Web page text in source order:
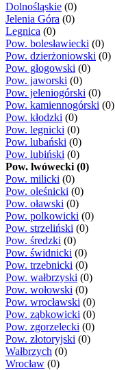
Dolnośląskie (0)
Jelenia Góra (0)
Legnica (0)
Pow. bolesławiecki (0)
Pow. dzierżoniowski (0)
Pow. głogowski (0)
Pow. jaworski (0)
Pow. jeleniogórski (0)
Pow. kamiennogórski (0)
Pow. kłodzki (0)
Pow. legnicki (0)
Pow. lubański (0)
Pow. lubiński (0)
Pow. lwówecki (0)
Pow. milicki (0)
Pow. oleśnicki (0)
Pow. oławski (0)
Pow. polkowicki (0)
Pow. strzeliński (0)
Pow. średzki (0)
Pow. świdnicki (0)
Pow. trzebnicki (0)
Pow. wałbrzyski (0)
Pow. wołowski (0)
Pow. wrocławski (0)
Pow. ząbkowicki (0)
Pow. zgorzelecki (0)
Pow. złotoryjski (0)
Wałbrzych (0)
Wrocław (0)